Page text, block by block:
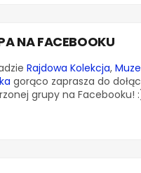
NA FACEBOOKU
Rajdowa Kolekcja,
gorąco zaprasza do
grupy na Facebooku!